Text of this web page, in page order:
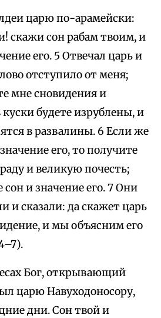
царю по-арамейски:
скажи сон рабам твоим, и
его. 5 Отвечал царь и
отступило от меня;
мне сновидения и
куски будете изрублены, и
в развалины. 6 Если же
его, то получите
и великую почесть;
и значение его. 7 Они
и сказали: да скажет царь
и мы объясним его
Бог, открывающий
царю Навуходоносору,
дни. Сон твой и